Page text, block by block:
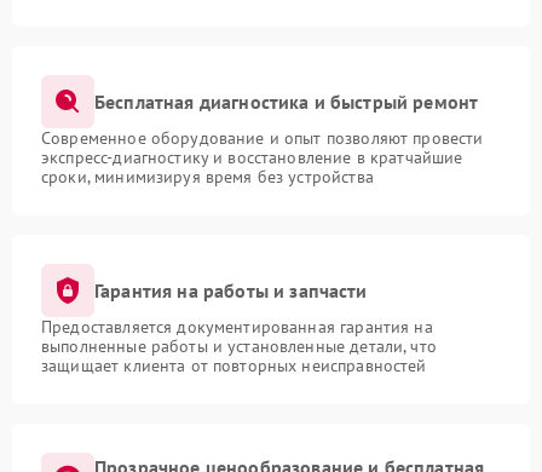
Бесплатная диагностика и быстрый ремонт
Современное оборудование и опыт позволяют провести
экспресс-диагностику и восстановление в кратчайшие
сроки, минимизируя время без устройства
Гарантия на работы и запчасти
Предоставляется документированная гарантия на
выполненные работы и установленные детали, что
защищает клиента от повторных неисправностей
Прозрачное ценообразование и бесплатная